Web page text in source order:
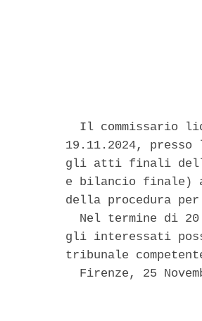
Il commissario
19.11.2024,
gli atti finali della
e bilancio finale)
della procedura
Nel termine di
gli interessati
tribunale
Firenze, 25